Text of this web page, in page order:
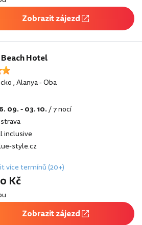
Zobrazit zájezd
Hotel
,Alanya-Oba
09. - 03. 10./ 7 nocí
inclusive
style.cz
více termínů (20+)
Kč
Zobrazit zájezd